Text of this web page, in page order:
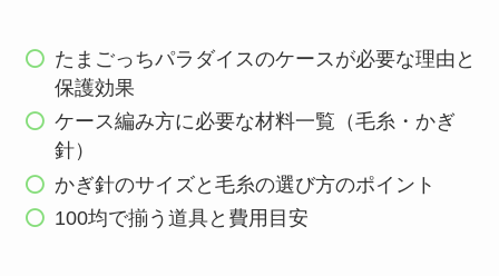
たまごっちパラダイスのケースが必要な理由と
保護効果
ケース編み方に必要な材料一覧（毛糸・かぎ
針）
かぎ針のサイズと毛糸の選び方のポイント
100均で揃う道具と費用目安